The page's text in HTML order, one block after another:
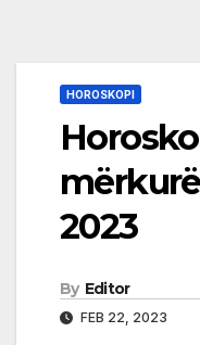
HOROSKOPI
2023
By Editor
FEB 22, 2023